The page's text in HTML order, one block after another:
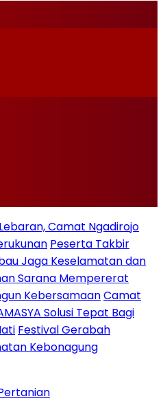
Camat Ngadirojo
Peserta Takbir
Jaga Keselamatan dan
Sarana Mempererat
KebersamaanCamat
Solusi Tepat Bagi
Festival Gerabah
Kebonagung